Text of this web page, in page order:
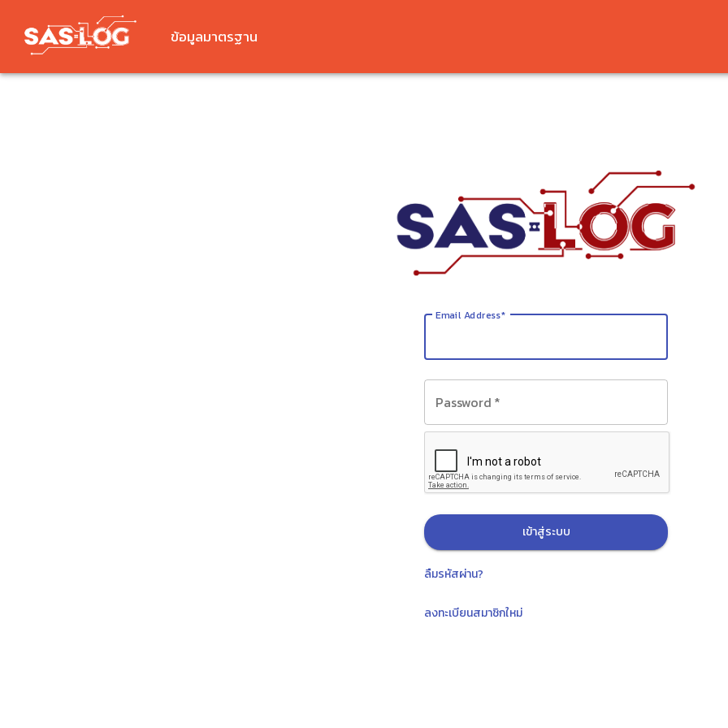
ข้อมูลมาตรฐาน
Email Address*
Password *
เข้าสู่ระบบ
ลืมรหัสผ่าน?
ลงทะเบียนสมาชิกใหม่